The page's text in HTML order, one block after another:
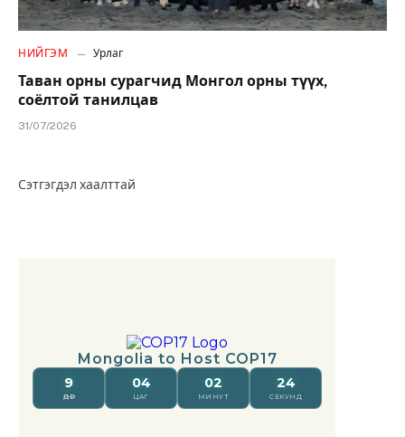
НИЙГЭМ Урлаг
Таван орны сурагчид Монгол орны түүх,
соёлтой танилцав
31/07/2026
Сэтгэгдэл хаалттай